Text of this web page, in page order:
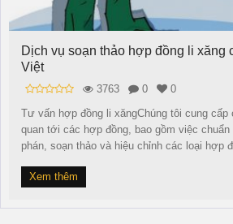
Dịch vụ soạn thảo hợp đồng li xăng
Việt
3763 0
0
Tư vấn hợp đồng li xăngChúng tôi cung cấp
quan tới các hợp đồng, bao gồm việc
phán, soạn thảo và hiệu chỉnh các loại hợp
Xem thêm